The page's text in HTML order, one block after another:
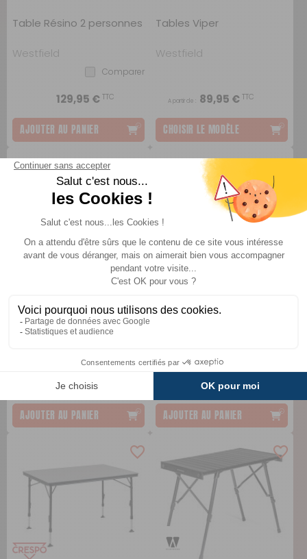
Table Résino 2 personnes
Westfield
Comparer
129,95 €TTC
AJOUTER AU PANIER
Tables Viper
Westfield
A partir de : 89,95 €TTC
CHOISIR LE MODÈLE
Table Flex Bamboo
Soplair
139 €TTC
AJOUTER AU PANIER
Table Bamboo Camp -
149 €TTC
AJOUTER AU PANIER